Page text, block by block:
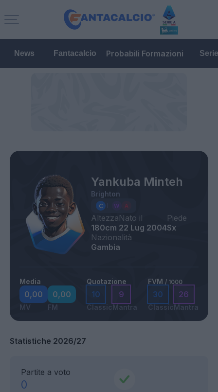
News Fantacalcio Probabili Formazioni
Yankuba Minteh
Brighton
Altezza
180cm
Nato il
22 Lug 2004
Piede
Sx
Nazionalità
Gambia
Media
0,00
MV
0,00
FM
Quotazione
10
Classic
9
Mantra
FVM / 1000
30
Classic
26
Mantra
Statistiche 2026/27
Partite a voto
0